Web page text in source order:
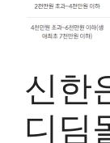
신한
디딤